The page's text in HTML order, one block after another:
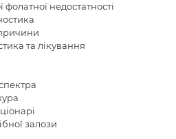
недостатності
та лікування
залози